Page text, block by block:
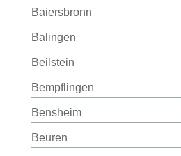
Baiersbronn
Balingen
Beilstein
Bempflingen
Bensheim
Beuren